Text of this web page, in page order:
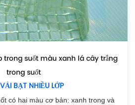
trong suốt màu xanh lá cây trắng
trong suốt
BẠT NHIỀU LỚP
có hai màu cơ bản: xanh trong và